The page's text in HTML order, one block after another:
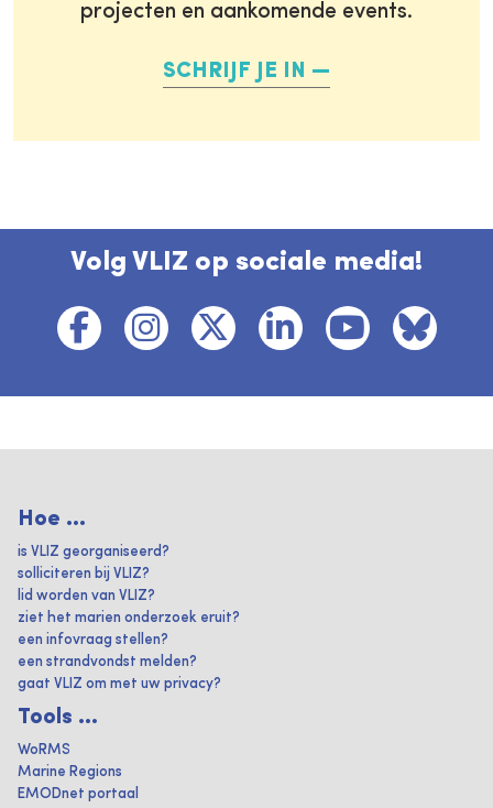
projecten en aankomende events.
SCHRIJF JE IN
Volg VLIZ op sociale media!
Hoe ...
is VLIZ georganiseerd?
solliciteren bij VLIZ?
lid worden van VLIZ?
ziet het marien onderzoek eruit?
een infovraag stellen?
een strandvondst melden?
gaat VLIZ om met uw privacy?
Tools ...
WoRMS
Marine Regions
EMODnet portaal